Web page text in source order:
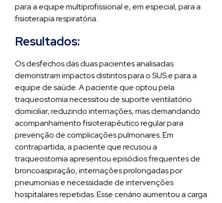
para a equipe multiprofissional e, em especial, para a
fisioterapia respiratória.
Resultados:
Os desfechos das duas pacientes analisadas
demonstram impactos distintos para o SUS e para a
equipe de saúde. A paciente que optou pela
traqueostomia necessitou de suporte ventilatório
domiciliar, reduzindo internações, mas demandando
acompanhamento fisioterapêutico regular para
prevenção de complicações pulmonares. Em
contrapartida, a paciente que recusou a
traqueostomia apresentou episódios frequentes de
broncoaspiração, internações prolongadas por
pneumonias e necessidade de intervenções
hospitalares repetidas. Esse cenário aumentou a carga